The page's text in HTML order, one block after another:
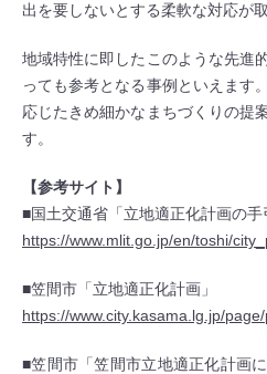
出を要しないとする柔軟な対応が
地域特性に即したこのような先進
っても参考となる事例といえます
応じたきめ細かなまちづくりの提
す。
【参考サイト】
■国土交通省「立地適正化計画の手
https://www.mlit.go.jp/en/toshi/
■笠間市「立地適正化計画」
https://www.city.kasama.lg.jp/
■笠間市「笠間市立地適正化計画